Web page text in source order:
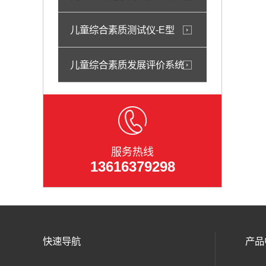
儿童综合素质测试仪-E型
儿童综合素质发展评价系统
服务热线
13616379298
快速导航 产